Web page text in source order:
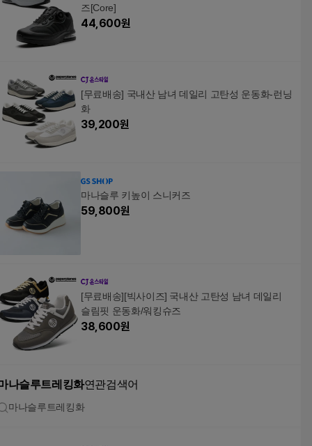
즈[Core]
44,600원
[무료배송] 국내산 남녀 데일리 고탄성 운동화-런닝
화
39,200원
마나슬루 키높이 스니커즈
59,800원
[무료배송][빅사이즈] 국내산 고탄성 남녀 데일리
슬림핏 운동화/워킹슈즈
38,600원
나슬루트레킹화연관검색어
마나슬루트레킹화